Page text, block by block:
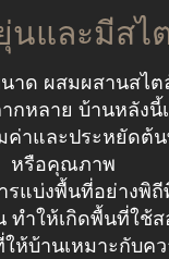
และมีสไ
าด ผสมผสานสไ
หลาย บ้านหลังนี้
ค่าและประหยัด
หรือคุณภาพ
รแบ่งพื้นที่อย่างพิ
ำให้เกิดพื้นที่ใช้ส
ห้บ้านเหมาะกับ